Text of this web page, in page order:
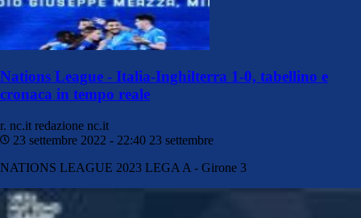
Nations League - Italia-Inghilterra 1-0, tabellino e
cronaca in tempo reale
r. nc.it redazione nc.it
23 settembre 2022 - 22:40 23 settembre
NATIONS LEAGUE 2023 LEGA A - Girone 3